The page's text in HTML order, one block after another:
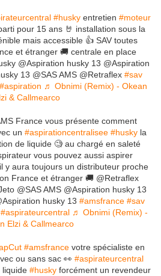
#husky entretien #moteur
pour 15 ans 🤘 installation sous la
mais accessible 👍 SAV toutes
et étranger 🚚 centrale en place
@Aspiration husky 13 @Aspiration
13 @SAS AMS @Retraflex #sav
#aspiration ♬ Obnimi (Remix) - Okean
& Callmearco
France vous présente comment
un #aspirationcentralisee #husky la
de liquide 🧐 au chargé en saleté
vous pouvez aussi aspirer
y aura toujours un distributeur proche
France et étranger 🚚 @Retraflex
@SAS AMS @Aspiration husky 13
husky 13 #amsfrance #sav
#aspirateurcentral ♬ Obnimi (Remix) -
Elzi & Callmearco
#amsfrance votre spécialiste en
ou sans sac 👀 #aspirateurcentral
liquide #husky forcément un revendeur